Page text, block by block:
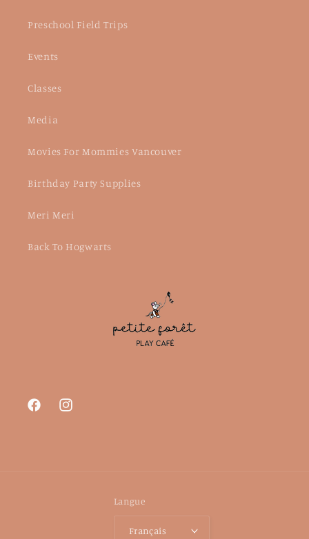
Preschool Field Trips
Events
Classes
Media
Movies For Mommies Vancouver
Birthday Party Supplies
Meri Meri
Back To Hogwarts
FacebookInstagram
Langue
Français